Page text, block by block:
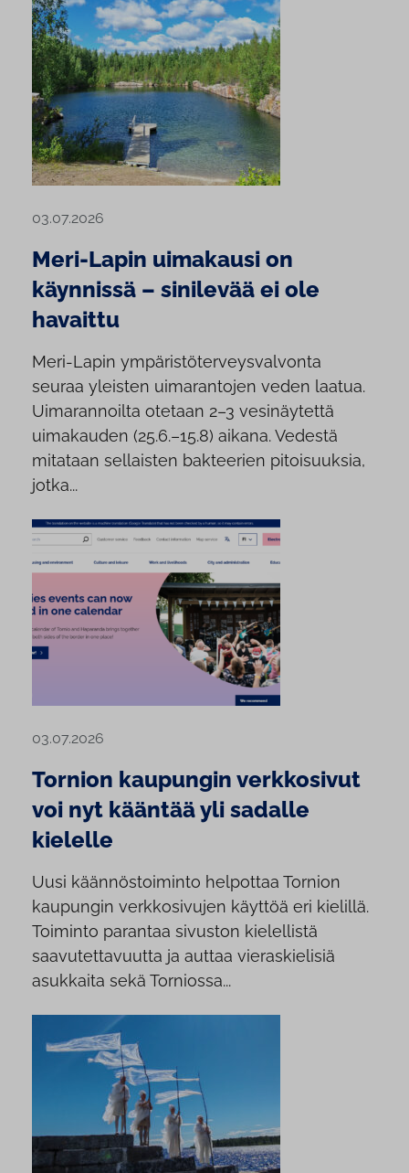
03.07.2026
Meri-Lapin uimakausi on
käynnissä – sinilevää ei ole
havaittu
Meri-Lapin ympäristöterveysvalvonta
seuraa yleisten uimarantojen veden laatua.
Uimarannoilta otetaan 2–3 vesinäytettä
uimakauden (25.6.–15.8) aikana. Vedestä
mitataan sellaisten bakteerien pitoisuuksia,
jotka...
03.07.2026
Tornion kaupungin verkkosivut
voi nyt kääntää yli sadalle
kielelle
Uusi käännöstoiminto helpottaa Tornion
kaupungin verkkosivujen käyttöä eri kielillä.
Toiminto parantaa sivuston kielellistä
saavutettavuutta ja auttaa vieraskielisiä
asukkaita sekä Torniossa...